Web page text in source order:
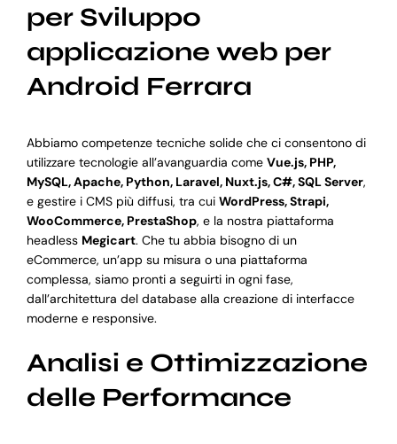
per Sviluppo
applicazione web per
Android Ferrara
Abbiamo competenze tecniche solide che ci consentono di
utilizzare tecnologie all’avanguardia come Vue.js, PHP,
MySQL, Apache, Python, Laravel, Nuxt.js, C#, SQL Server,
e gestire i CMS più diffusi, tra cui WordPress, Strapi,
WooCommerce, PrestaShop, e la nostra piattaforma
headless Megicart. Che tu abbia bisogno di un
eCommerce, un’app su misura o una piattaforma
complessa, siamo pronti a seguirti in ogni fase,
dall’architettura del database alla creazione di interfacce
moderne e responsive.
Analisi e Ottimizzazione
delle Performance